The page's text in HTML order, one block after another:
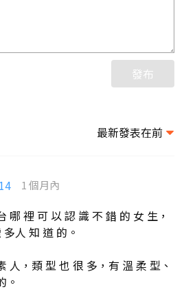
發布
最新發表在前
1 個月內
哪 裡 可 以 認 識 不 錯 的 女 生，
人 知 道 的。
人，類 型 也 很 多，有 溫 柔 型、
。